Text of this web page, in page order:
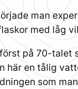
man
med låg
på 70-talet
här en tålig
som